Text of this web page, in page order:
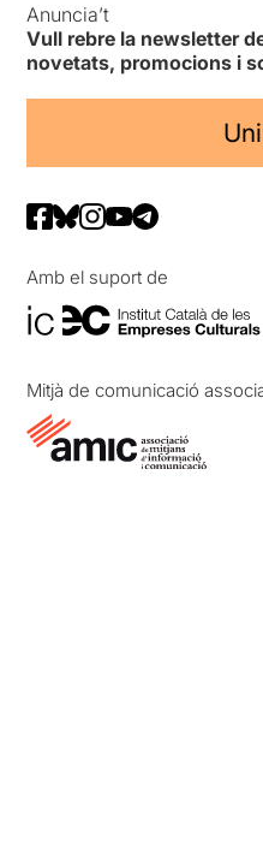
Anuncia’t
Vull rebre la newsletter
novetats, promocions i
Amb el suport de
Mitjà de comunicació